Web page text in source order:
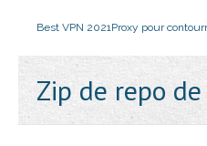
Best VPN 2021Proxy pour
Zip de repo